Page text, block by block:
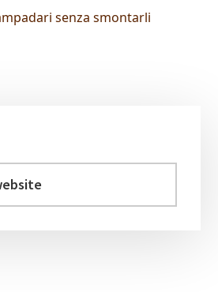
senza smontarli